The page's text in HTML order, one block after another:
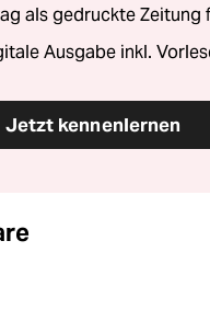
als gedruckte Zeitung
Ausgabe inkl.
Jetzt kennenlernen